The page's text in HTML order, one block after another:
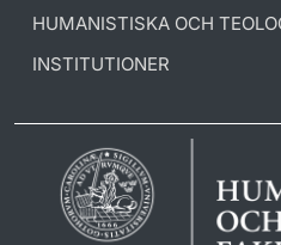
HUMANISTISKA OCH
INSTITUTIONER